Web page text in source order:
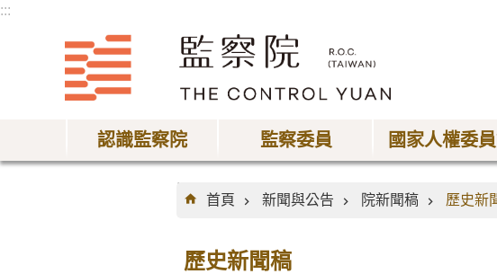
:::
認識監察院 監察委員 國家人權委
:::
首頁
新聞與公告 院新聞稿 歷史新
歷史新聞稿